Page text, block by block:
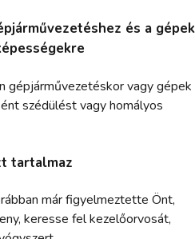
és a gépek
gépjárművezetéskor vagy gépek
szédülést vagy homályos
tartalmaz
már figyelmeztette Önt,
keresse fel kezelőorvosát,